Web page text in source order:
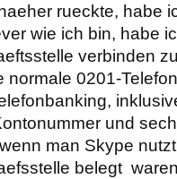
rueckte, habe
wie ich bin, habe
verbinden
normale 0201-
und
man Skype
belegt